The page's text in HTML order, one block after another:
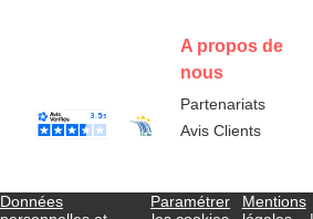
A propos de
nous
Partenariats
Avis Clients
Données
Paramétrer
Mentions